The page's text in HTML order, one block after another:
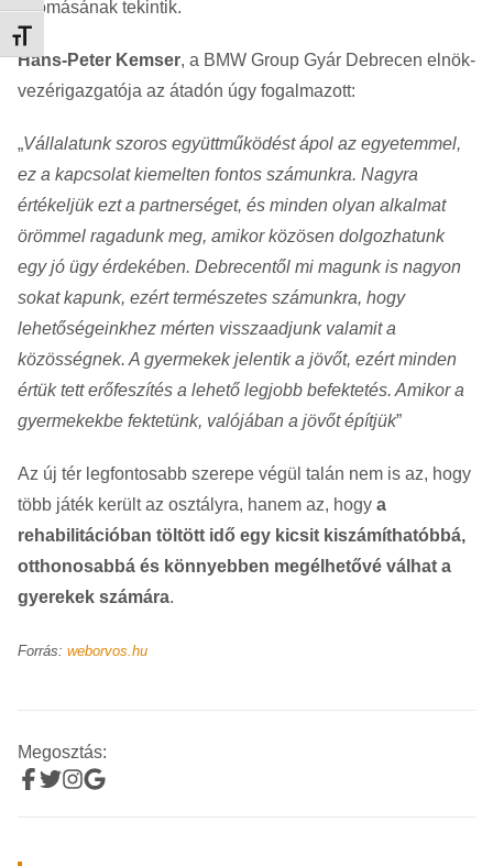
Betűméret váltása
állomásának tekintik.
Hans-Peter Kemser, a BMW Group Gyár Debrecen elnök-
vezérigazgatója az átadón úgy fogalmazott:
„Vállalatunk szoros együttműködést ápol az egyetemmel,
ez a kapcsolat kiemelten fontos számunkra. Nagyra
értékeljük ezt a partnerséget, és minden olyan alkalmat
örömmel ragadunk meg, amikor közösen dolgozhatunk
egy jó ügy érdekében. Debrecentől mi magunk is nagyon
sokat kapunk, ezért természetes számunkra, hogy
lehetőségeinkhez mérten visszaadjunk valamit a
közösségnek. A gyermekek jelentik a jövőt, ezért minden
értük tett erőfeszítés a lehető legjobb befektetés. Amikor a
gyermekekbe fektetünk, valójában a jövőt építjük”
Az új tér legfontosabb szerepe végül talán nem is az, hogy
több játék került az osztályra, hanem az, hogy a
rehabilitációban töltött idő egy kicsit kiszámíthatóbbá,
otthonosabbá és könnyebben megélhetővé válhat a
gyerekek számára.
Forrás: weborvos.hu
Megosztás: